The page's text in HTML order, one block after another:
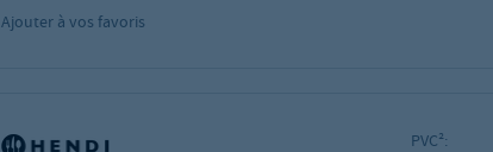
Ajouter à vos favoris
PVC²: